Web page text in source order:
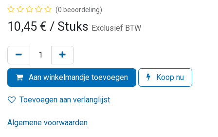
(0 beoordeling)
10,45 € / Stuks Exclusief BTW
Aan winkelmandje toevoegen Koop nu
Toevoegen aan verlanglijst
Algemene voorwaarden